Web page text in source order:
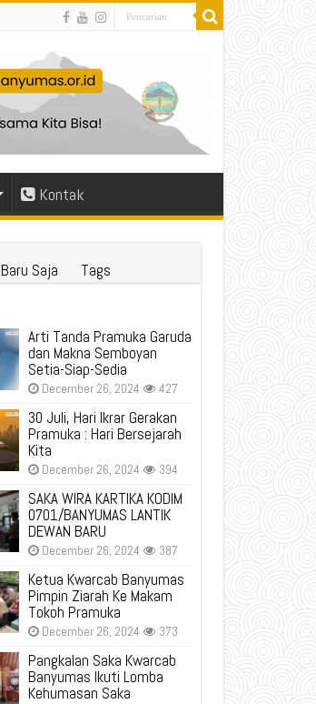
Kontak
Baru Saja
Tags
Arti Tanda Pramuka Garuda
dan Makna Semboyan
Setia-Siap-Sedia
December 26, 2024 427
30 Juli, Hari Ikrar Gerakan
Pramuka : Hari Bersejarah
Kita
December 26, 2024 394
SAKA WIRA KARTIKA KODIM
0701/BANYUMAS LANTIK
DEWAN BARU
December 26, 2024 387
Ketua Kwarcab Banyumas
Pimpin Ziarah Ke Makam
Tokoh Pramuka
December 26, 2024 373
Pangkalan Saka Kwarcab
Banyumas Ikuti Lomba
Kehumasan Saka